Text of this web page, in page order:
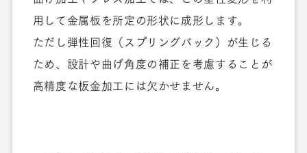
用して金属板を所定の形状に成形します。
ただし弾性回復（スプリングバック）が生じる
ため、設計や曲げ角度の補正を考慮することが
高精度な板金加工には欠かせません。